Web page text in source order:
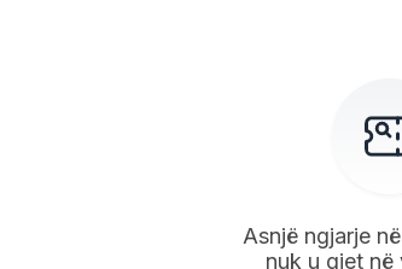
Asnjë ngjarje
nuk u gjet në